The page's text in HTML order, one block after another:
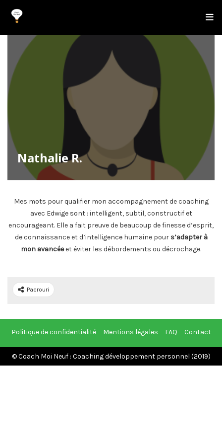
Nathalie R.
Mes mots pour qualifier mon accompagnement de coaching
avec Edwige sont : intelligent, subtil, constructif et
encourageant. Elle a fait preuve de beaucoup de finesse d’esprit,
de connaissance et d’intelligence humaine pour s’adapter à
mon avancéeet éviter les débordements ou décrochage.
Pacrouri
Politique de confidentialité Mentions légales FAQ Contact
© Coach Moi Neuf : Coaching développement personnel (2019)